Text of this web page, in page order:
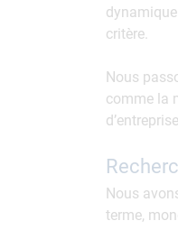
critère.
Nous
comme la
Nous
terme,